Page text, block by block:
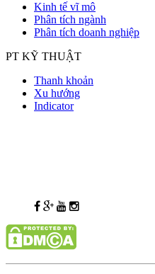
Kinh tế vĩ mô
Phân tích ngành
Phân tích doanh nghiệp
PT KỸ THUẬT
Thanh khoản
Xu hướng
Indicator